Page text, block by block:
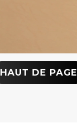
HAUT DE PAGE